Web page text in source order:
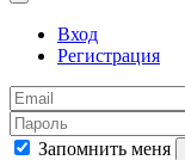
Вход
Регистрация
Запомнить меня